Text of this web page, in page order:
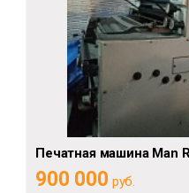
Печатная машина Man
900 000 руб.